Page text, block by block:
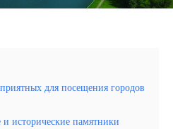
для посещения городов
и исторические памятники